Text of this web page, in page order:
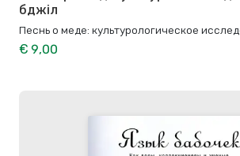
бджіл
Песнь о меде: культурологическое
€ 9,00